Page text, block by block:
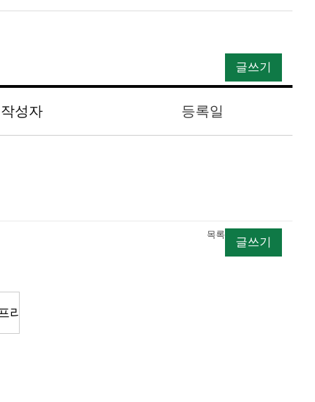
글쓰기
작성자 등록일
목록
글쓰기